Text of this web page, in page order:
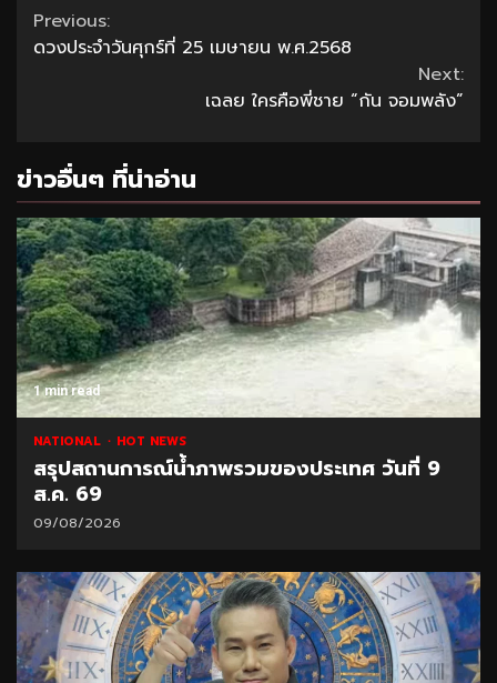
Continue
Reading
Previous:
ดวงประจำวันศุกร์ที่ 25 เมษายน พ.ศ.2568
Next:
เฉลย ใครคือพี่ชาย “กัน จอมพลัง”
ข่าวอื่นๆ ที่น่าอ่าน
1 min read
NATIONAL HOT NEWS
สรุปสถานการณ์น้ำภาพรวมของประเทศ วันที่ 9
ส.ค. 69
09/08/2026